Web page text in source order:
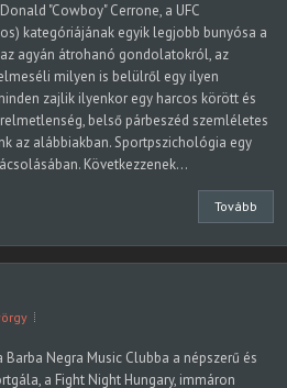
"Cowboy" Cerrone, a UFC
kategóriájának egyik legjobb bunyósa a
agyán átrohanó gondolatokról, az
milyen is belülről egy ilyen
zajlik ilyenkor egy harcos körött és
belső párbeszéd szemléletes
az alábbiakban. Sportpszichológia egy
Következzenek...
Tovább
Barba Negra Music Clubba a népszerű és
a Fight Night Hungary, immáron